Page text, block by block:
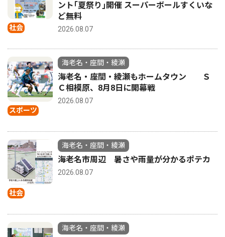
社会
ント｢夏祭り｣開催 スーパーボールすくいな
ど無料
2026.08.07
スポーツ
海老名・座間・綾瀬
海老名・座間・綾瀬もホームタウン Ｓ
Ｃ相模原、8月8日に開幕戦
2026.08.07
社会
海老名・座間・綾瀬
海老名市周辺 暑さや雨量が分かるポテカ
2026.08.07
海老名・座間・綾瀬